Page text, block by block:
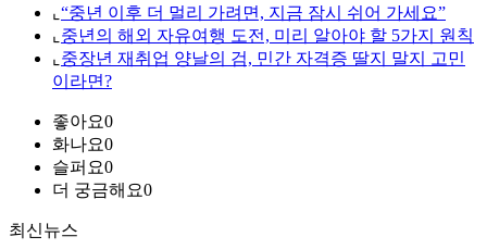
⌞ “중년 이후 더 멀리 가려면, 지금 잠시 쉬어 가세요”
⌞ 중년의 해외 자유여행 도전, 미리 알아야 할 5가지 원칙
⌞ 중장년 재취업 양날의 검, 민간 자격증 딸지 말지 고민
이라면?
좋아요0
화나요0
슬퍼요0
더 궁금해요0
최신뉴스